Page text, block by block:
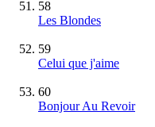
58
Les Blondes
59
Celui que j'aime
60
Bonjour Au Revoir